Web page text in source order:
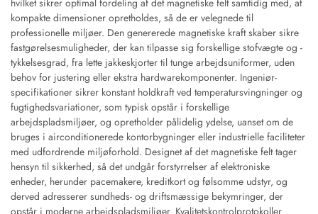
hvilket sikrer optimal fordeling af det magnetiske felt samtidig med, at
kompakte dimensioner opretholdes, så de er velegnede til
professionelle miljøer. Den genererede magnetiske kraft skaber sikre
fastgørelsesmuligheder, der kan tilpasse sig forskellige stofvægte og -
tykkelsesgrad, fra lette jakkeskjorter til tunge arbejdsuniformer, uden
behov for justering eller ekstra hardwarekomponenter. Ingeniør-
specifikationer sikrer konstant holdkraft ved temperatursvingninger og
fugtighedsvariationer, som typisk opstår i forskellige
arbejdspladsmiljøer, og opretholder pålidelig ydelse, uanset om de
bruges i airconditionerede kontorbygninger eller industrielle faciliteter
med udfordrende miljøforhold. Designet af det magnetiske felt tager
hensyn til sikkerhed, så det undgår forstyrrelser af elektroniske
enheder, herunder pacemakere, kreditkort og følsomme udstyr, og
derved adresserer sundheds- og driftsmæssige bekymringer, der